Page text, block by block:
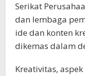
Serikat
dan lembaga
ide dan konten
dikemas dalam
Kreativitas,